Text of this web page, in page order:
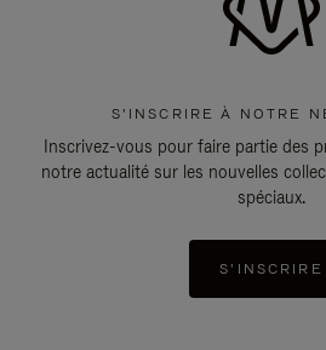
S'INSCRIRE À NOTRE
Inscrivez-vous pour faire partie des
notre actualité sur les nouvelles
spéciaux.
S'INSCRIRE